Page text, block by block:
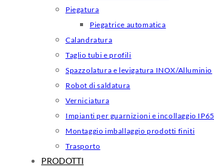
Piegatura
Piegatrice automatica
Calandratura
Taglio tubi e profili
Spazzolatura e levigatura INOX/Alluminio
Robot di saldatura
Verniciatura
Impianti per guarnizioni e incollaggio IP65
Montaggio imballaggio prodotti finiti
Trasporto
PRODOTTI